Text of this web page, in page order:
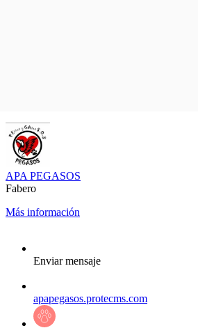
APA PEGASOS
Fabero
Más información
Enviar mensaje
apapegasos.protecms.com